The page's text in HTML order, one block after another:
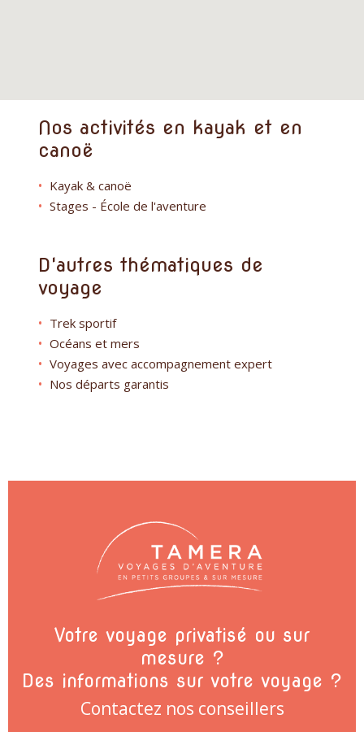
Nos activités en kayak et en
canoë
Kayak & canoë
Stages - École de l'aventure
D'autres thématiques de
voyage
Trek sportif
Océans et mers
Voyages avec accompagnement expert
Nos départs garantis
Votre voyage privatisé ou sur
mesure ?
Des informations sur votre voyage ?
Contactez nos conseillers